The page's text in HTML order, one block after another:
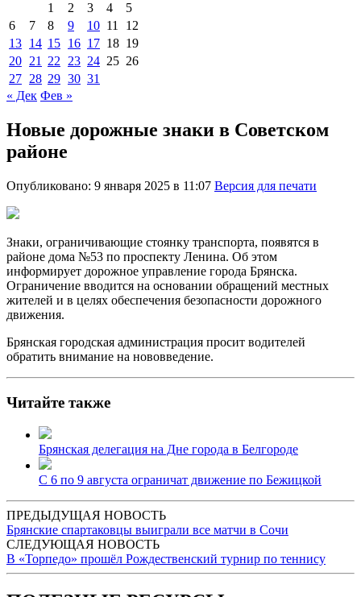
1 2 3 4
5
6
7 8 9 10 11
12
13 14 15 16 17 18 19
20 21 22 23 24 25 26
27 28 29 30 31
« Дек Фев »
Новые дорожные знаки в Советском
районе
Опубликовано: 9 января 2025 в 11:07 Версия для печати
Знаки, ограничивающие стоянку транспорта, появятся в
районе дома №53 по проспекту Ленина. Об этом
информирует дорожное управление города Брянска.
Ограничение вводится на основании обращений местных
жителей и в целях обеспечения безопасности дорожного
движения.
Брянская городская администрация просит водителей
обратить внимание на нововведение.
Читайте также
Брянская делегация на Дне города в Белгороде
С 6 по 9 августа ограничат движение по Бежицкой
ПРЕДЫДУЩАЯ НОВОСТЬ
Брянские спартаковцы выиграли все матчи в Сочи
СЛЕДУЮЩАЯ НОВОСТЬ
В «Торпедо» прошёл Рождественский турнир по теннису